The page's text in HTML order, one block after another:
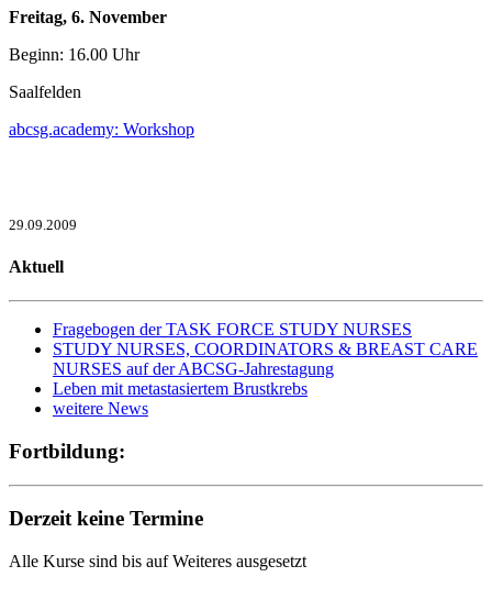
Freitag, 6. November
Beginn: 16.00 Uhr
Saalfelden
abcsg.academy: Workshop
29.09.2009
Aktuell
Fragebogen der TASK FORCE STUDY NURSES
STUDY NURSES, COORDINATORS & BREAST CARE
NURSES auf der ABCSG-Jahrestagung
Leben mit metastasiertem Brustkrebs
weitere News
Fortbildung:
Derzeit keine Termine
Alle Kurse sind bis auf Weiteres ausgesetzt